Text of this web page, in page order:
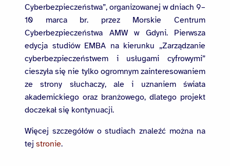
Cyberbezpieczeństwa”, organizowanej w dniach 9–
10 marca br. przez Morskie Centrum
Cyberbezpieczeństwa AMW w Gdyni. Pierwsza
edycja studiów EMBA na kierunku „Zarządzanie
cyberbezpieczeństwem i usługami cyfrowymi”
cieszyła się nie tylko ogromnym zainteresowaniem
ze strony słuchaczy, ale i uznaniem świata
akademickiego oraz branżowego, dlatego projekt
doczekał się kontynuacji.
Więcej szczegółów o studiach znaleźć można na
tej stronie.